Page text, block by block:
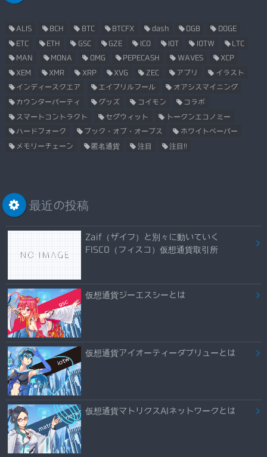
ALIS BCH BTC BTCFX dash DGB DOGE
ETC ETH GSC GZE ICO IOT IOTW LTC
MAN MONA OMG PEPECASH WAVES XCP
XEM XMR XRP XVG ZEC アプリ イラスト
インディースクエア エイプリルフール オアシスマイニング
カウンターパーティ グッズ コイモン コラボ
スマートコントラクト セグウィット トークンエコノミー
ハードフォーク ブック・オブ・オーブス ホワイトペーパー
メモリーチェーン 匿名通貨 注目 注目!!
最近の投稿
Zaif（ザイフ）と別々に動いていく
FISCO（フィスコ）仮想通貨取引所
仮想通貨ジーエスシーとは
仮想通貨アイオーティーダブリューとは
仮想通貨マトリクスAIネットワークとは